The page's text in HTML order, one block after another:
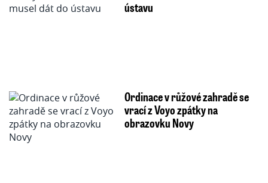
ústavu
Ordinace v růžové zahradě se
vrací z Voyo zpátky na
obrazovku Novy